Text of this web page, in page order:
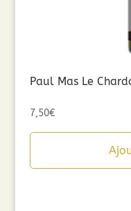
Paul Mas Le
7,50€